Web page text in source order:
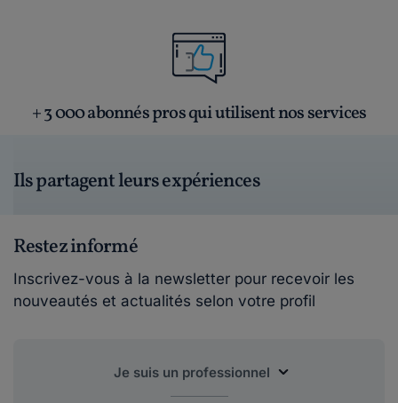
+ 3 000 abonnés pros qui utilisent nos services
Ils partagent leurs expériences
Restez informé
Inscrivez-vous à la newsletter pour recevoir les
nouveautés et actualités selon votre profil